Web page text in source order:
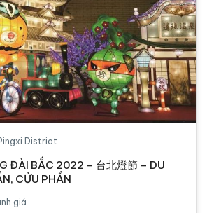
District
ĐÀI BẮC 2022 – 台北燈節 – DU
CỬU PHẦN
giá